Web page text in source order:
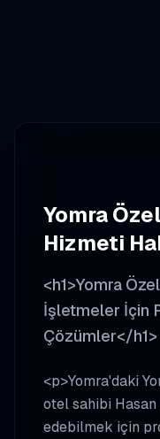
Yomra
Hizmeti
<h1>Yomra
İşletmeler İçin
Çözümler</h1>
<p>Yomra'daki
otel sahibi
edebilmek için